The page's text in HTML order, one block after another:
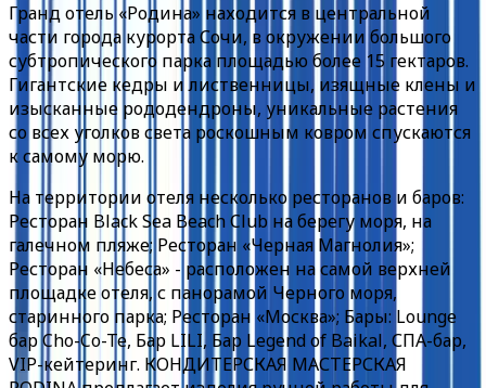
Гранд отель «Родина» находится в центральной
части города курорта Сочи, в окружении большого
субтропического парка площадью более 15 гектаров.
Гигантские кедры и лиственницы, изящные клены и
изысканные рододендроны, уникальные растения
со всех уголков света роскошным ковром спускаются
к самому морю.
На территории отеля несколько ресторанов и баров:
Ресторан Black Sea Beach Club на берегу моря, на
галечном пляже; Ресторан «Черная Магнолия»;
Ресторан «Небеса» - расположен на самой верхней
площадке отеля, с панорамой Черного моря,
старинного парка; Ресторан «Москва»; Бары: Lounge
бар Cho-Co-Te, Бар LILI, Бар Legend of Baikal, СПА-бар,
VIP-кейтеринг. КОНДИТЕРСКАЯ МАСТЕРСКАЯ